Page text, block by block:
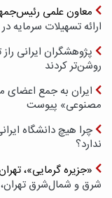
معاون علمی
ارائه تسهیلات سرمایه در گردش تا سقف
پژوهشگران ایرانی
روشن‌تر کردند
ایران به جمع
مصنوعی» پیوست
ندارد؟
«جزیره گرمایی»،
شرق و شمال‌شرق تهران،